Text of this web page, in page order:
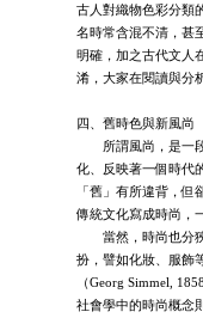
古人對織物色彩分類
名時常含混不清，甚
明確，加之古代文人
淆，大家在閱讀與分
四、舊時色與新風尚
所謂風尚，是一段
化、反映著一個時代
「舊」有所違背，
傳統文化寫成時尚，
當然，時尚也分狹
扮，譬如化妝、服飾
（Georg Simmel,
社會學中的時尚概念